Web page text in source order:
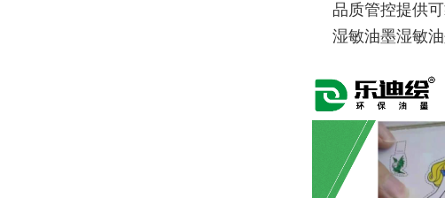
品质管控提供
湿敏油墨湿敏